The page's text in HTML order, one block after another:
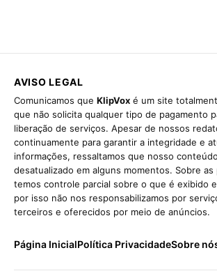
AVISO LEGAL
Comunicamos que KlipVox é um site
que não solicita qualquer tipo de pagamento
liberação de serviços. Apesar de nossos
continuamente para garantir a integridade e
informações, ressaltamos que nosso
desatualizado em alguns momentos. Sobre as
temos controle parcial sobre o que é exibido
por isso não nos responsabilizamos por
terceiros e oferecidos por meio de anúncios.
Página InicialPolítica PrivacidadeSobre